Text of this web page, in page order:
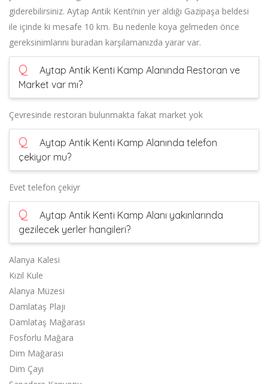
giderebilirsiniz. Aytap Antik Kenti’nin yer aldığı Gazipaşa beldesi
ile içinde ki mesafe 10 km. Bu nedenle koya gelmeden önce
gereksinimlarını buradan karşılamanızda yarar var.
Q
Aytap Antik Kenti Kamp Alanında Restoran ve
Market var mı?
Çevresinde restoran bulunmakta fakat market yok
Q
Aytap Antik Kenti Kamp Alanında telefon
çekiyor mu?
Evet telefon çekiyr
Q
Aytap Antik Kenti Kamp Alanı yakınlarında
gezilecek yerler hangileri?
Alanya Kalesi
Kızıl Kule
Alanya Müzesi
Damlataş Plajı
Damlataş Mağarası
Fosforlu Mağara
Dim Mağarası
Dim Çayı